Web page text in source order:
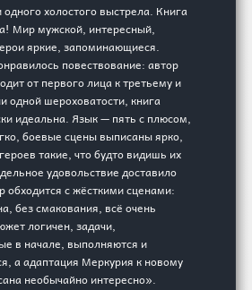
одного холостого выстрела. Книга
Мир мужской, интересный,
яркие, запоминающиеся.
повествование: автор
от первого лица к третьему и
одной шероховатости, книга
идеальна. Язык — пять с плюсом,
боевые сцены выписаны ярко,
такие, что будто видишь их
удовольствие доставило
обходится с жёсткими сценами:
без смакования, всё очень
логичен, задачи,
в начале, выполняются и
а адаптация Меркурия к новому
необычайно интересно».